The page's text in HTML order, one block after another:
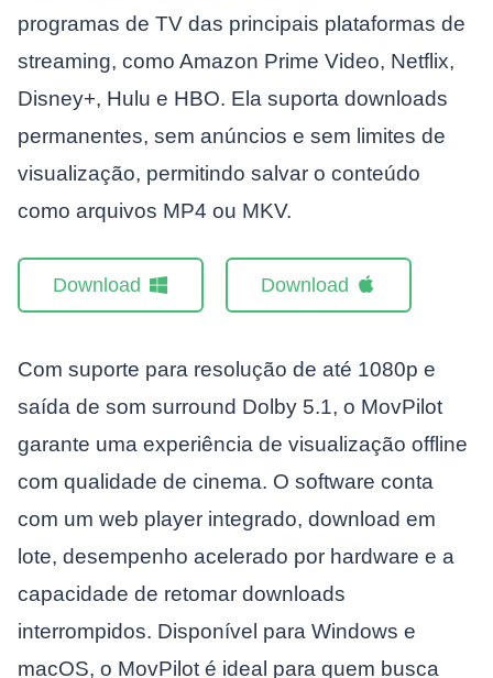
programas de TV das principais plataformas de
streaming, como Amazon Prime Video, Netflix,
Disney+, Hulu e HBO. Ela suporta downloads
permanentes, sem anúncios e sem limites de
visualização, permitindo salvar o conteúdo
como arquivos MP4 ou MKV.
Download Download
Com suporte para resolução de até 1080p e
saída de som surround Dolby 5.1, o MovPilot
garante uma experiência de visualização offline
com qualidade de cinema. O software conta
com um web player integrado, download em
lote, desempenho acelerado por hardware e a
capacidade de retomar downloads
interrompidos. Disponível para Windows e
macOS, o MovPilot é ideal para quem busca